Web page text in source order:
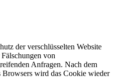
der verschlüsselten Website
von
Anfragen. Nach dem
Browsers wird das Cookie wieder